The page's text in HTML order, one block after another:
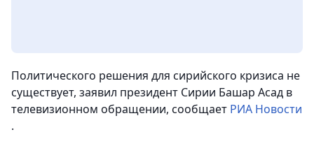
Политического решения для сирийского кризиса не
существует, заявил президент Сирии Башар Асад в
телевизионном обращении, сообщает РИА Новости
.